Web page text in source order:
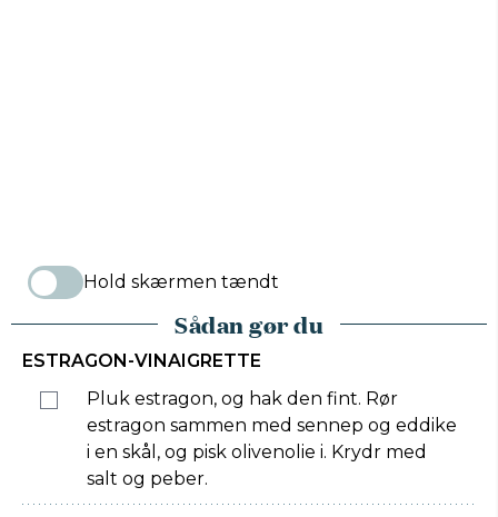
Hold skærmen tændt
Sådan gør du
ESTRAGON-VINAIGRETTE
Pluk estragon, og hak den fint. Rør
estragon sammen med sennep og eddike
i en skål, og pisk olivenolie i. Krydr med
salt og peber.